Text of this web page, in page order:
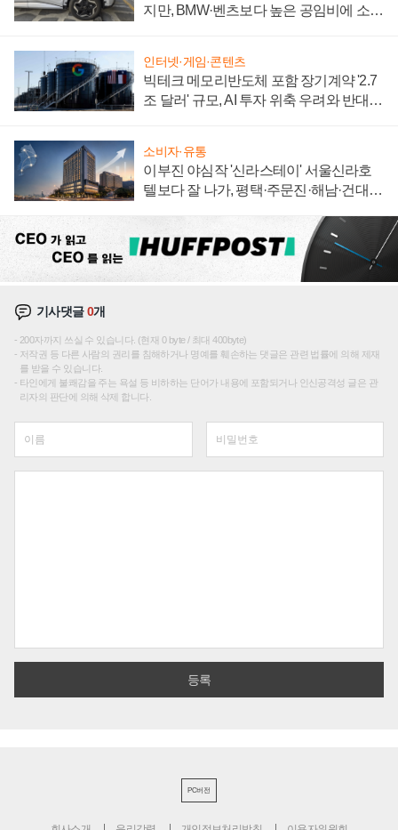
지만, BMW·벤츠보다 높은 공임비에 소비
인터넷·게임·콘텐츠
빅테크 메모리반도체 포함 장기계약 '2.7
조 달러' 규모, AI 투자 위축 우려와 반대
소비자·유통
이부진 야심작 '신라스테이' 서울신라호
텔보다 잘 나가, 평택·주문진·해남·건대로
기사댓글0개
200자까지 쓰실 수 있습니다. (현재 0 byte / 최대 400byte)
저작권 등 다른 사람의 권리를 침해하거나 명예를 훼손하는 댓글은 관련 법률에 의해 제재
를 받을 수 있습니다.
타인에게 불쾌감을 주는 욕설 등 비하하는 단어가 내용에 포함되거나 인신공격성 글은 관
리자의 판단에 의해 삭제 합니다.
PC버전